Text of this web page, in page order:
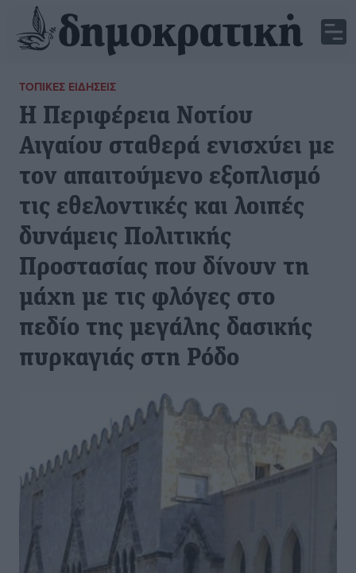
ΤΟΠΙΚΈΣ ΕΙΔΉΣΕΙΣ
Η Περιφέρεια Νοτίου
Αιγαίου σταθερά ενισχύει με
τον απαιτούμενο εξοπλισμό
τις εθελοντικές και λοιπές
δυνάμεις Πολιτικής
Προστασίας που δίνουν τη
μάχη με τις φλόγες στο
πεδίο της μεγάλης δασικής
πυρκαγιάς στη Ρόδο